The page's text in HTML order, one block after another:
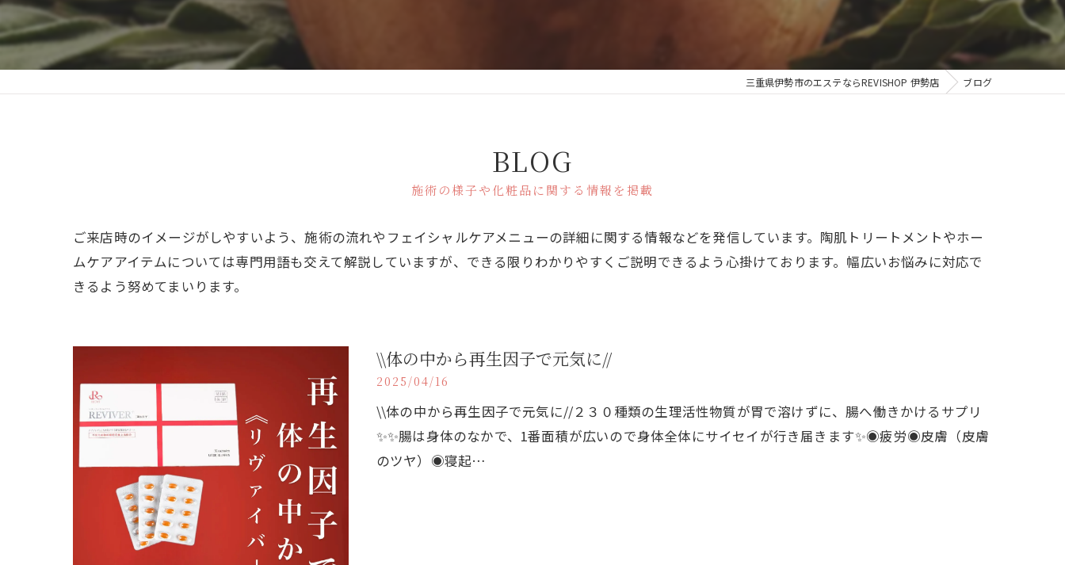
三重県伊勢市のエステならREVISHOP 伊勢店 ブログ
BLOG
施術の様子や化粧品に関する情報を掲載
ご来店時のイメージがしやすいよう、施術の流れやフェイシャルケアメニューの詳細に関する情報などを発信しています。陶肌トリートメントやホー
ムケアアイテムについては専門用語も交えて解説していますが、できる限りわかりやすくご説明できるよう心掛けております。幅広いお悩みに対応で
きるよう努めてまいります。
\\体の中から再生因子で元気に//
2025/04/16
\\体の中から再生因子で元気に//２３０種類の生理活性物質が胃で溶けずに、腸へ働きかけるサプリ
✨✨腸は身体のなかで、1番面積が広いので身体全体にサイセイが行き届きます✨◉疲労◉皮膚（皮膚
のツヤ）◉寝起…